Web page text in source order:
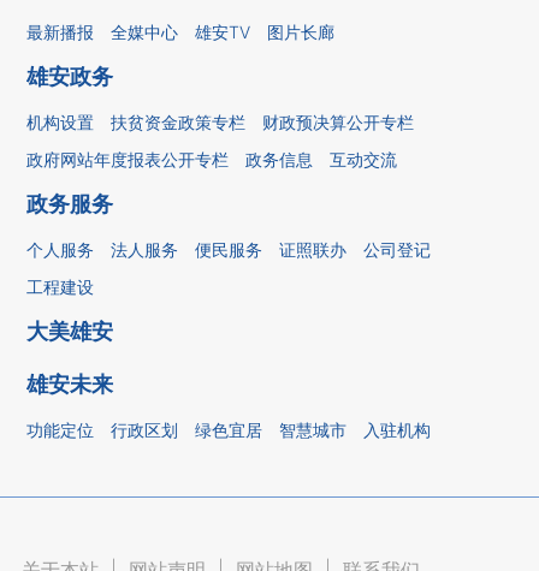
最新播报 全媒中心 雄安TV 图片长廊
雄安政务
机构设置 扶贫资金政策专栏
财政预决算公开专栏
政府网站年度报表公开专栏
政务信息 互动交流
政务服务
个人服务 法人服务 便民服务 证照联办
公司登记
工程建设
大美雄安
雄安未来
功能定位 行政区划 绿色宜居 智慧城市 入驻机构